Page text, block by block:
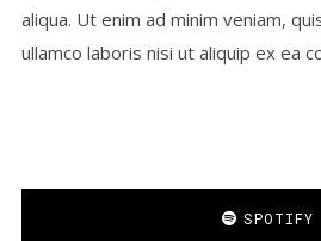
aliqua. Ut enim ad minim veniam,
ullamco laboris nisi ut aliquip ex ea
SPOTIFY